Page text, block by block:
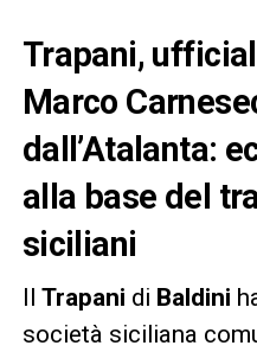
Trapani,
Marco
dall’Atalanta:
alla base del
siciliani
Trapani di Baldini
società siciliana